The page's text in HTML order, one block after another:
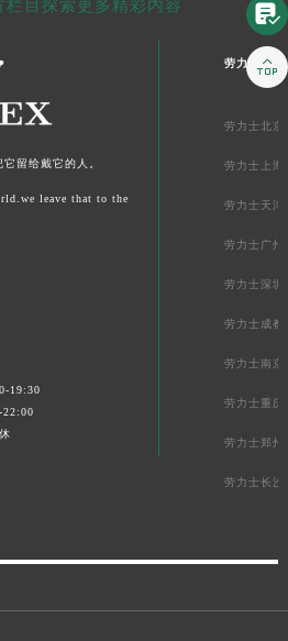
栏目探索更多精彩内容
留给戴它的人。
leave that to the
19:30
22:00
劳力士中国
劳力士北京
劳力士上海
劳力士天津
劳力士广州
劳力士深圳
劳力士成都
劳力士南京
劳力士重庆
劳力士郑州
劳力士长沙

